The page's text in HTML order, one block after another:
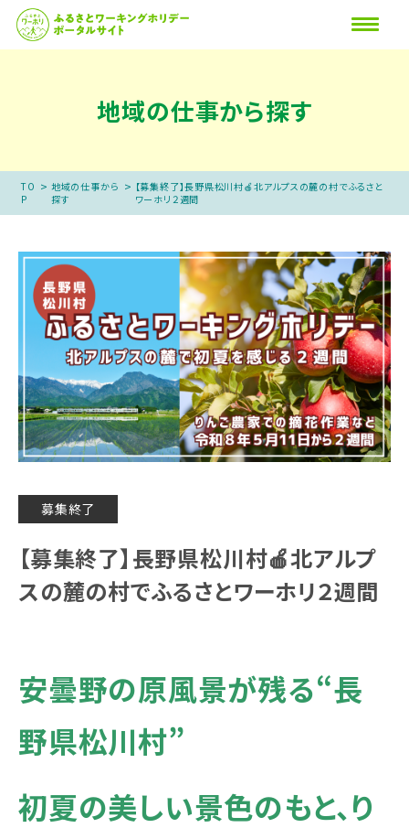
地域の仕事から探す
TO
P
> 地域の仕事から
探す
> 【募集終了】長野県松川村🍎北アルプスの麓の村でふるさと
ワーホリ２週間
募集終了
【募集終了】長野県松川村🍎北アルプ
スの麓の村でふるさとワーホリ２週間
安曇野の原風景が残る“長
野県松川村”
初夏の美しい景色のもと、り